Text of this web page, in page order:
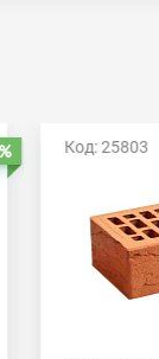
РаспродажаКод: 25803